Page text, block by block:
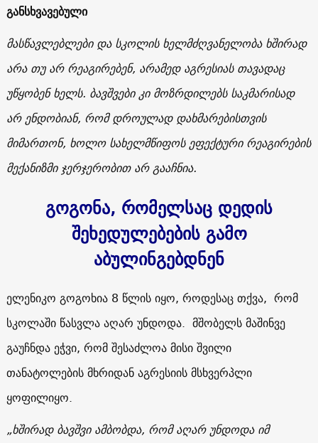
განსხვავებული
მასწავლებლები და სკოლის ხელმძღვანელობა ხშირად
არა თუ არ რეაგირებენ, არამედ აგრესიას თავადაც
უწყობენ ხელს. ბავშვები კი მოზრდილებს საკმარისად
არ ენდობიან, რომ დროულად დახმარებისთვის
მიმართონ, ხოლო სახელმწიფოს ეფექტური რეაგირების
მექანიზმი ჯერჯერობით არ გააჩნია.
გოგონა, რომელსაც დედის
შეხედულებების გამო
აბულინგებდნენ
ელენიკო გოგოხია 8 წლის იყო, როდესაც თქვა, რომ
სკოლაში წასვლა აღარ უნდოდა. მშობელს მაშინვე
გაუჩნდა ეჭვი, რომ შესაძლოა მისი შვილი
თანატოლების მხრიდან აგრესიის მსხვერპლი
ყოფილიყო.
„ხშირად ბავშვი ამბობდა, რომ აღარ უნდოდა იმ